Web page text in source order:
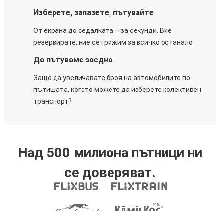
Изберете, запазете, пътувайте
От екрана до седалката – за секунди. Вие
резервирате, ние се грижим за всичко останало.
Да пътуваме заедно
Защо да увеличавате броя на автомобилите по
пътищата, когато можете да изберете колективен
транспорт?
Над 500 милиона пътници ни
се доверяват.